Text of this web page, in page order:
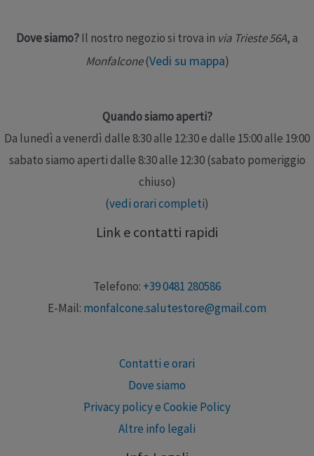
Dove siamo?Il nostro negozio si trova in via Trieste 56A, a
Monfalcone(Vedi su mappa)
Quando siamo aperti?
Da lunedì a venerdì dalle 8:30 alle 12:30 e dalle 15:00 alle 19:00
sabato siamo aperti dalle 8:30 alle 12:30 (sabato pomeriggio
chiuso)
(vedi orari completi)
Link e contatti rapidi
Telefono: +39 0481 280586
E-Mail: monfalcone.salutestore@gmail.com
Contatti e orari
Dove siamo
Privacy policy e Cookie Policy
Altre info legali